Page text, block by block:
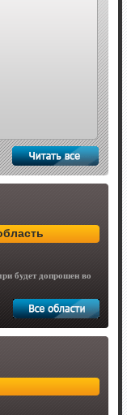
будет допрошен во